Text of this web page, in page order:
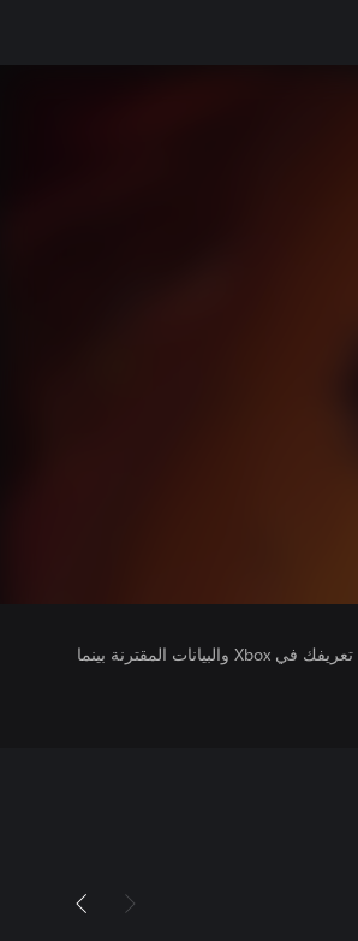
يتلقى ناشرو الألعاب التي تقوم بتشغيلها وصولاً إلى معلومات ملف تعريفك في Xbox والبيانات المقترنة بينما